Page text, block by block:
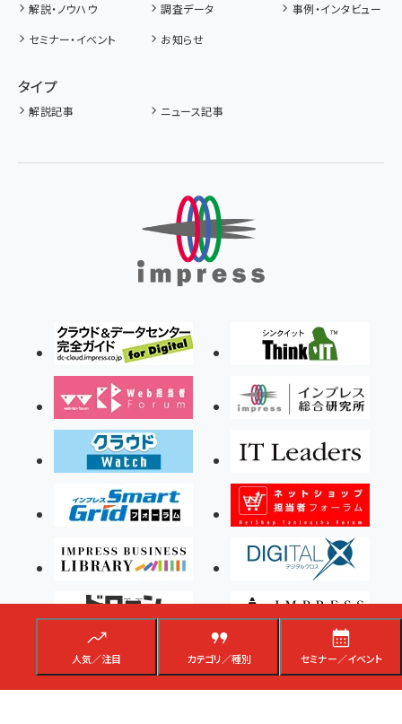
人気／注目 カテゴリ／種別 セミナー／イベント
解説・ノウハウ
調査データ
事例・インタビュー
セミナー・イベント
お知らせ
タイプ
解説記事 ニュース記事